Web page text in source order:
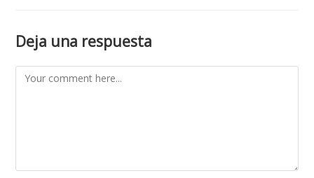
Deja una respuesta
Comment